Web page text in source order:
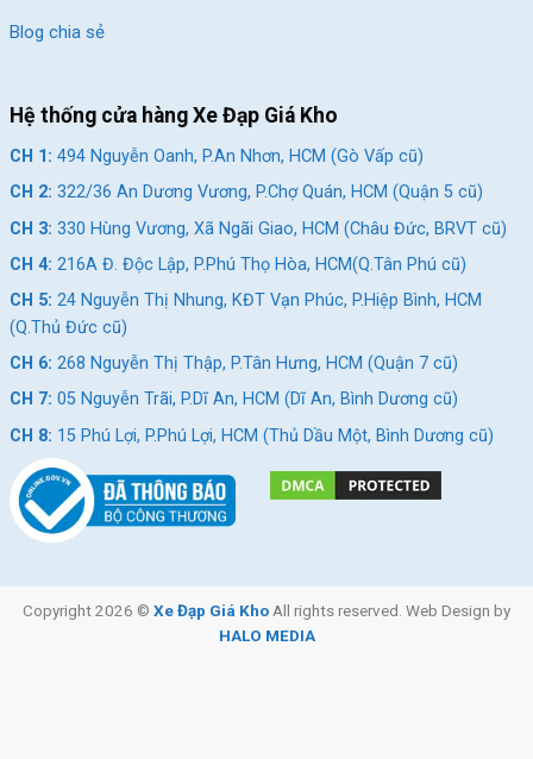
Blog chia sẻ
Hệ thống cửa hàng Xe Đạp Giá Kho
CH 1: 494 Nguyễn Oanh, P.An Nhơn, HCM (Gò Vấp cũ)
CH 2: 322/36 An Dương Vương, P.Chợ Quán, HCM (Quận 5 cũ)
CH 3: 330 Hùng Vương, Xã Ngãi Giao, HCM (Châu Đức, BRVT cũ)
CH 4: 216A Đ. Độc Lập, P.Phú Thọ Hòa, HCM(Q.Tân Phú cũ)
CH 5: 24 Nguyễn Thị Nhung, KĐT Vạn Phúc, P.Hiệp Bình, HCM
(Q.Thủ Đức cũ)
CH 6: 268 Nguyễn Thị Thập, P.Tân Hưng, HCM (Quận 7 cũ)
CH 7: 05 Nguyễn Trãi, P.Dĩ An, HCM (Dĩ An, Bình Dương cũ)
CH 8: 15 Phú Lợi, P.Phú Lợi, HCM (Thủ Dầu Một, Bình Dương cũ)
Copyright 2026 © Xe Đạp Giá Kho All rights reserved. Web Design by
HALO MEDIA